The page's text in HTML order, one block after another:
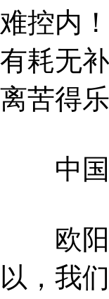
难控内
有耗无
离苦得
中国
欧阳
以，我